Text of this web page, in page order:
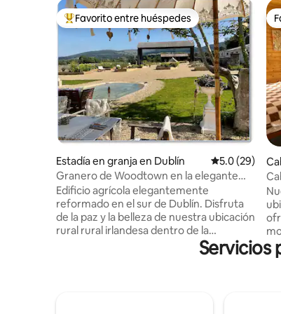
Favorito entre huéspedes preferido
Favorito entre huéspedes
Estadía en granja en Dublín Calificación
5.0 (29)
Granero de Woodtown en la elegante
granja de South Dublin, SuiteS
Edificio agrícola elegantemente
reformado en el sur de Dublín. Disfruta
de la paz y la belleza de nuestra ubicación
rural rural irlandesa dentro de la
comodidad del transporte público
urbano y los servicios del centro de laServicios